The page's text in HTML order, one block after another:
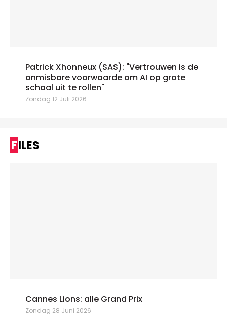
Patrick Xhonneux (SAS): "Vertrouwen is de
onmisbare voorwaarde om AI op grote
schaal uit te rollen"
Zondag 12 Juli 2026
FILES
Cannes Lions: alle Grand Prix
Zondag 28 Juni 2026